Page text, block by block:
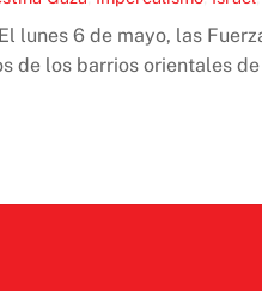
lunes 6 de mayo, las
de los barrios orientales